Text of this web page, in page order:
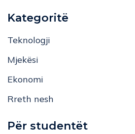
Kategoritë
Teknologji
Mjekësi
Ekonomi
Rreth nesh
Për studentët